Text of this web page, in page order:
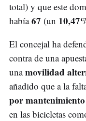
total) y que este
había67 (un
El concejal ha
contra de una
unamovilidad
añadido que a la
por mantenimiento
en las bicicletas